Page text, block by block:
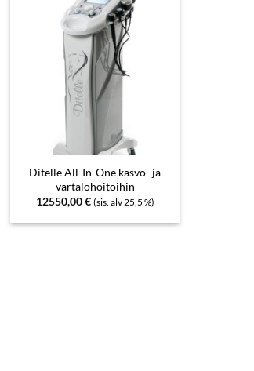
Ditelle All-In-One kasvo- ja
vartalohoitoihin
12550,00€ (sis. alv 25,5 %)